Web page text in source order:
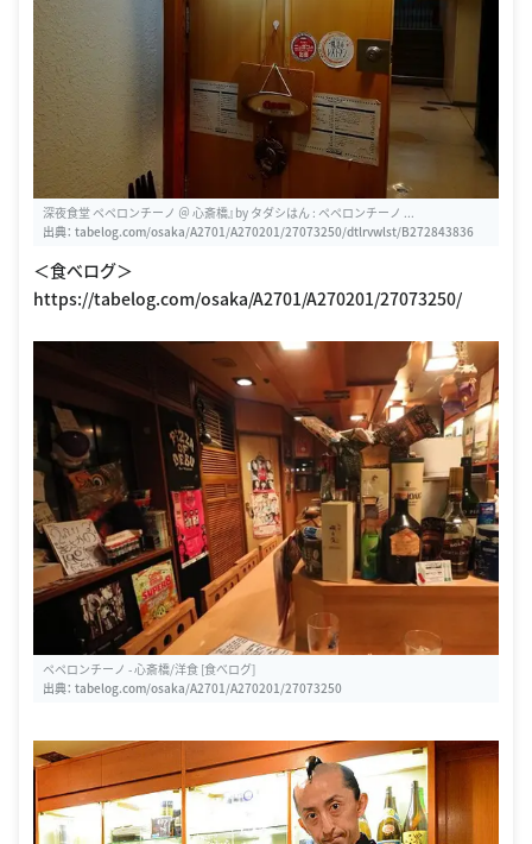
深夜食堂 ペペロンチーノ ＠ 心斎橋』by タダシはん : ペペロンチーノ ...
出典： tabelog.com/osaka/A2701/A270201/27073250/dtlrvwlst/B272843836
＜食べログ＞
https://tabelog.com/osaka/A2701/A270201/27073250/
ペペロンチーノ - 心斎橋/洋食 [食べログ]
出典： tabelog.com/osaka/A2701/A270201/27073250